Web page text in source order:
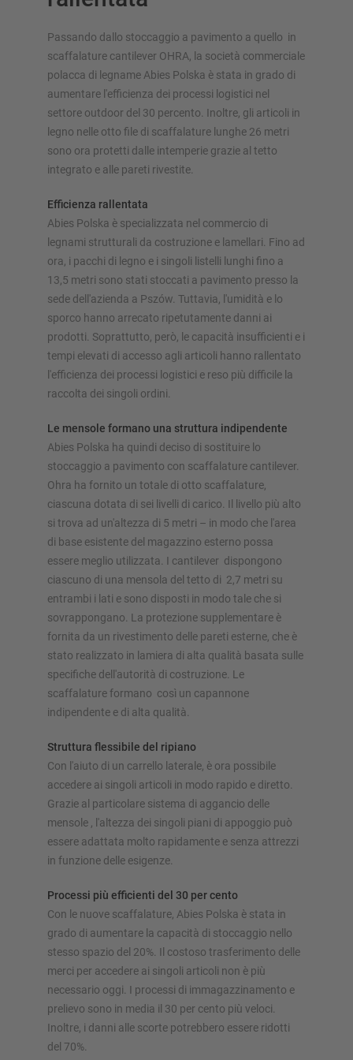
Passando dallo stoccaggio a pavimento a quello in
scaffalature cantilever OHRA, la società commerciale
polacca di legname Abies Polska è stata in grado di
aumentare l'efficienza dei processi logistici nel
settore outdoor del 30 percento. Inoltre, gli articoli in
legno nelle otto file di scaffalature lunghe 26 metri
sono ora protetti dalle intemperie grazie al tetto
integrato e alle pareti rivestite.
Efficienza rallentata
Abies Polska è specializzata nel commercio di
legnami strutturali da costruzione e lamellari. Fino ad
ora, i pacchi di legno e i singoli listelli lunghi fino a
13,5 metri sono stati stoccati a pavimento presso la
sede dell'azienda a Pszów. Tuttavia, l'umidità e lo
sporco hanno arrecato ripetutamente danni ai
prodotti. Soprattutto, però, le capacità insufficienti e i
tempi elevati di accesso agli articoli hanno rallentato
l'efficienza dei processi logistici e reso più difficile la
raccolta dei singoli ordini.
Le mensole formano una struttura indipendente
Abies Polska ha quindi deciso di sostituire lo
stoccaggio a pavimento con scaffalature cantilever.
Ohra ha fornito un totale di otto scaffalature,
ciascuna dotata di sei livelli di carico. Il livello più alto
si trova ad un'altezza di 5 metri – in modo che l'area
di base esistente del magazzino esterno possa
essere meglio utilizzata. I cantilever dispongono
ciascuno di una mensola del tetto di 2,7 metri su
entrambi i lati e sono disposti in modo tale che si
sovrappongano. La protezione supplementare è
fornita da un rivestimento delle pareti esterne, che è
stato realizzato in lamiera di alta qualità basata sulle
specifiche dell'autorità di costruzione. Le
scaffalature formano così un capannone
indipendente e di alta qualità.
Struttura flessibile del ripiano
Con l'aiuto di un carrello laterale, è ora possibile
accedere ai singoli articoli in modo rapido e diretto.
Grazie al particolare sistema di aggancio delle
mensole , l'altezza dei singoli piani di appoggio può
essere adattata molto rapidamente e senza attrezzi
in funzione delle esigenze.
Processi più efficienti del 30 per cento
Con le nuove scaffalature, Abies Polska è stata in
grado di aumentare la capacità di stoccaggio nello
stesso spazio del 20%. Il costoso trasferimento delle
merci per accedere ai singoli articoli non è più
necessario oggi. I processi di immagazzinamento e
prelievo sono in media il 30 per cento più veloci.
Inoltre, i danni alle scorte potrebbero essere ridotti
del 70%.
SOLUZIONI DI STOCCAGGIO
Scaffale porta pallet
Scaffalature su basi mobili
Sistemi di stoccaggio automatici
Soppalchi
Sistemi di scaffalature verticali
Realizza personalmente la tua scaffalatura con il nostro
configuratore
Configura scaffalatura ora